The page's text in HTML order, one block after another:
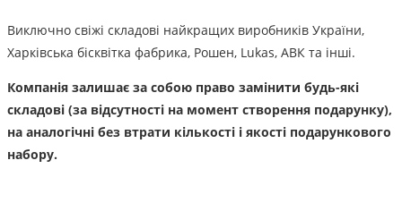
Виключно свіжі складові найкращих виробників України,
Харківська бісквітка фабрика, Рошен, Lukas, АВК та інші.
Компанія залишає за собою право замінити будь-які
складові (за відсутності на момент створення подарунку),
на аналогічні без втрати кількості і якості подарункового
набору.